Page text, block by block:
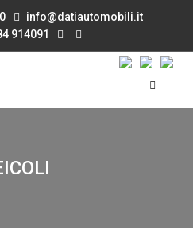
info@datiautomobili.it
914091